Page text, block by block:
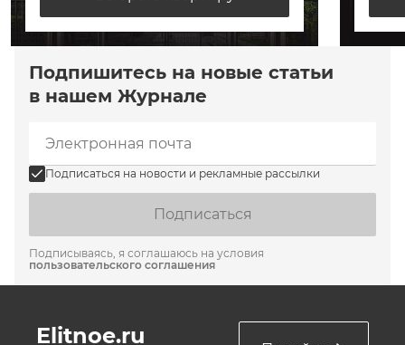
Подпишитесь на новые статьи
в нашем Журнале
Подписаться на новости и рекламные рассылки
Подписаться
Подписываясь, я соглашаюсь на условия
пользовательского соглашения
Elitnoe.ru